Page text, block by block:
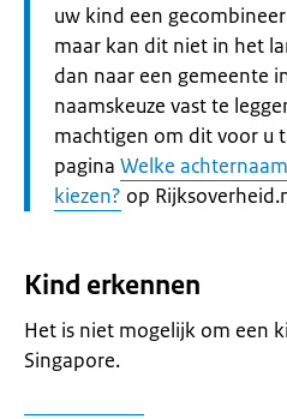
uw kind een
maar kan dit niet in het
dan naar een gemeente
naamskeuze vast te
machtigen om dit voor u
pagina Welke
kiezen? op
Kind erkennen
Het is niet mogelijk om een
Singapore.